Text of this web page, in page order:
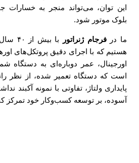
این توان، می‌تواند منجر به خسارات
بلوک موتور شود.
ما درفرجام ژنراتور
با
هستیم که با اجرای دقیق پروتکل‌های
اورجینال، عمر دوباره‌ای به دستگاه
است که دستگاه تعمیر شده، از نظر
پایداری ولتاژ، تفاوتی با نمونه آکبند
آسوده، بر توسعه کسب‌وکار خود تمرکز